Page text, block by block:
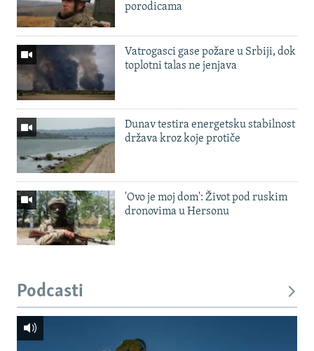
porodicama
Vatrogasci gase požare u Srbiji, dok
toplotni talas ne jenjava
Dunav testira energetsku stabilnost
država kroz koje protiče
'Ovo je moj dom': Život pod ruskim
dronovima u Hersonu
Podcasti